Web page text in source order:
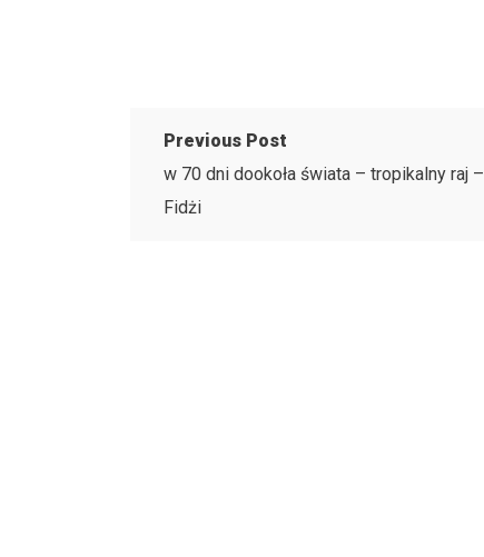
Previous Post
w 70 dni dookoła świata – tropikalny raj –
Fidżi